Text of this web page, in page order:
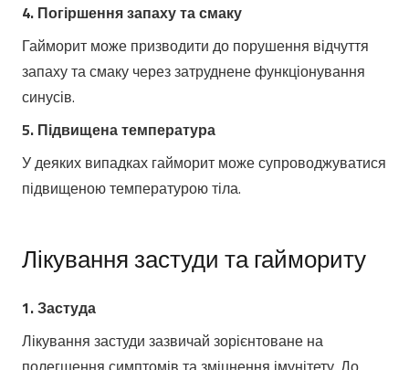
4. Погіршення запаху та смаку
Гайморит може призводити до порушення відчуття
запаху та смаку через затруднене функціонування
синусів.
5. Підвищена температура
У деяких випадках гайморит може супроводжуватися
підвищеною температурою тіла.
Лікування застуди та гаймориту
1. Застуда
Лікування застуди зазвичай зорієнтоване на